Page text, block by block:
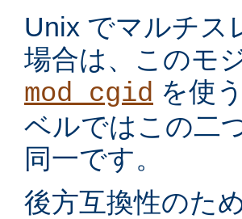
Unix でマルチス
場合は、このモ
mod_cgid を使
ベルではこの二
同一です。
後方互換性のた